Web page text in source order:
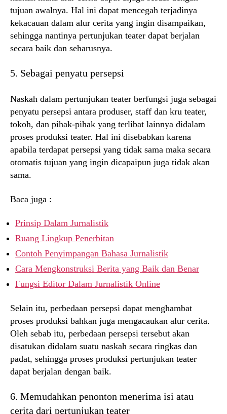
tujuan awalnya. Hal ini dapat mencegah terjadinya
kekacauan dalam alur cerita yang ingin disampaikan,
sehingga nantinya pertunjukan teater dapat berjalan
secara baik dan seharusnya.
5. Sebagai penyatu persepsi
Naskah dalam pertunjukan teater berfungsi juga sebagai
penyatu persepsi antara produser, staff dan kru teater,
tokoh, dan pihak-pihak yang terlibat lainnya didalam
proses produksi teater. Hal ini disebabkan karena
apabila terdapat persepsi yang tidak sama maka secara
otomatis tujuan yang ingin dicapaipun juga tidak akan
sama.
Baca juga :
Prinsip Dalam Jurnalistik
Ruang Lingkup Penerbitan
Contoh Penyimpangan Bahasa Jurnalistik
Cara Mengkonstruksi Berita yang Baik dan Benar
Fungsi Editor Dalam Jurnalistik Online
Selain itu, perbedaan persepsi dapat menghambat
proses produksi bahkan juga mengacaukan alur cerita.
Oleh sebab itu, perbedaan persepsi tersebut akan
disatukan didalam suatu naskah secara ringkas dan
padat, sehingga proses produksi pertunjukan teater
dapat berjalan dengan baik.
6. Memudahkan penonton menerima isi atau
cerita dari pertunjukan teater